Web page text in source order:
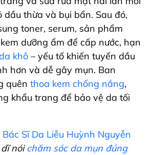
dầu thừa và bụi bẩn. Sau đó,
toner, serum, sản phẩm
dưỡng ẩm để cấp nước, hạn
khô – yếu tố khiến tuyến dầu
hơn và dễ gây mụn. Ban
quên thoa kem chống nắng,
khẩu trang để bảo vệ da tối
Bác Sĩ Da Liễu Huỳnh Nguyễn
dĩ nóichăm sóc da mụn đúng